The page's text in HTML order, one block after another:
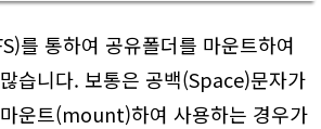
를 통하여 공유폴더를 마운트하여
습니다. 보통은 공백(Space)문자가
운트(mount)하여 사용하는 경우가